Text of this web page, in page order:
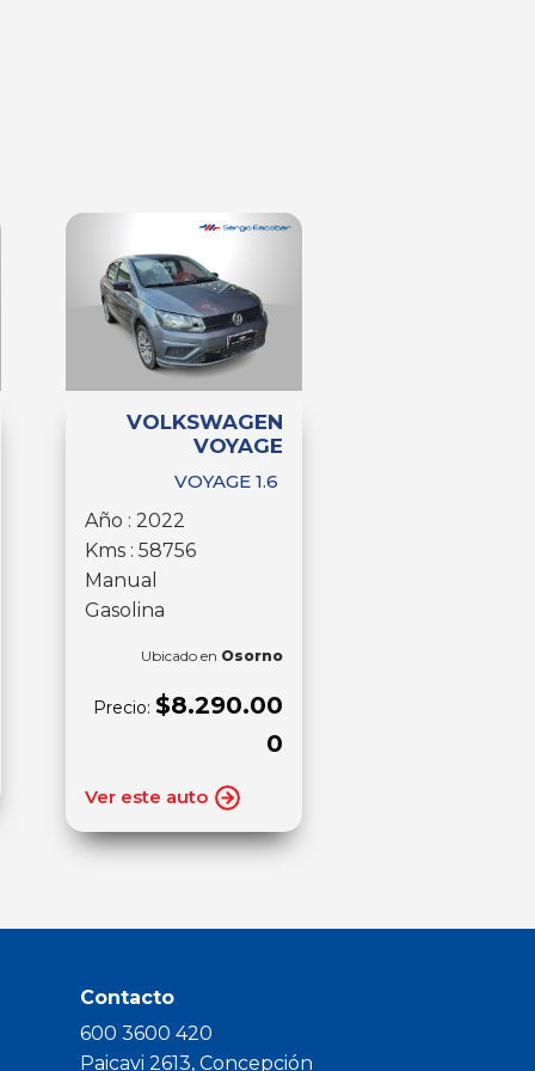
VOLKSWAGEN
VOYAGE
VOYAGE 1.6
Año : 2022
Kms : 58756
Manual
Gasolina
Ubicado en Osorno
Precio: $8.290.00
0
Ver este auto
Contacto
600 3600 420
Paicavi 2613, Concepción